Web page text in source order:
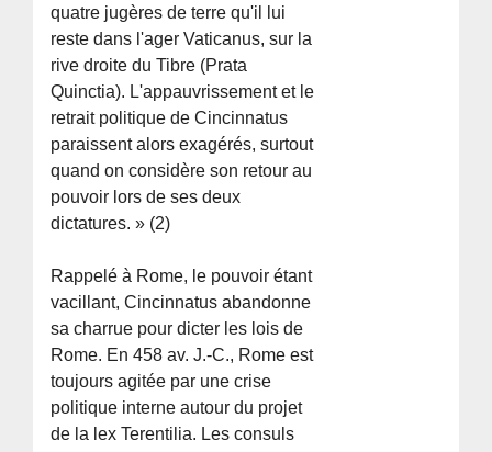
quatre jugères de terre qu'il lui
reste dans l'ager Vaticanus, sur la
rive droite du Tibre (Prata
Quinctia). L'appauvrissement et le
retrait politique de Cincinnatus
paraissent alors exagérés, surtout
quand on considère son retour au
pouvoir lors de ses deux
dictatures. » (2)
Rappelé à Rome, le pouvoir étant
vacillant, Cincinnatus abandonne
sa charrue pour dicter les lois de
Rome. En 458 av. J.-C., Rome est
toujours agitée par une crise
politique interne autour du projet
de la lex Terentilia. Les consuls